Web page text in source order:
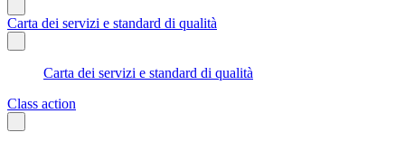
Carta dei servizi e standard di qualità
Carta dei servizi e standard di qualità
Class action